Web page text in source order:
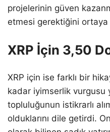
projelerinin güven
etmesi gerektiğini ortaya
XRP İçin 3,50
XRP için ise farklı bir
kadar iyimserlik vurgusu
topluluğunun istikrarlı
olduklarını dile getirdi.